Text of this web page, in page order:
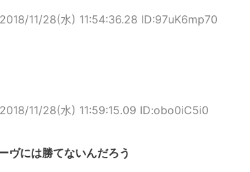
2018/11/28(水) 11:54:36.28 ID:97uK6mp70
2018/11/28(水) 11:59:15.09 ID:obo0iC5i0
ヴには勝てないんだろう